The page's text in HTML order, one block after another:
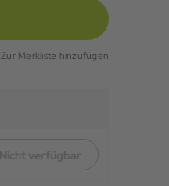
Zur Merkliste hinzufügen